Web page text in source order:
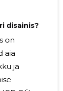
disainis?
on
aia
ja